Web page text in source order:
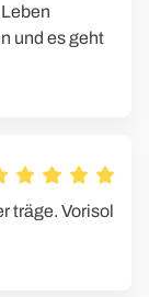
und es geht
träge. Vorisol